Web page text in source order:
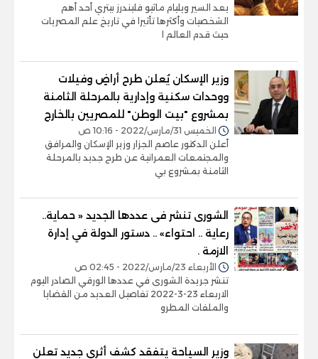
يعد السير ويليام ماثيو فليندرز بيتري أحد أهم
الشخصيات وأكثرها تأثيرا في تاريخ علم المصريات
حيث قدم العالم ا
وزير الإسكان يُعلن طرح أراضٍ وفيلات
ووحدات سكنية وإدارية بالمرحلة الثامنة
بمشروع "بيت الوطن" للمصريين بالخارج
الخميس 31/مارس/2022 - 10:16 ص
أعلن الدكتور عاصم الجزار وزير الإسكان والمرافق
والمجتمعات العمرانية عن طرح جديد بالمرحلة
الثامنة بمشروع بي
الشورى تنشر فى عددها الجديد « حماية..
رعاية .. احتواء» .. دستور الدولة في إدارة
الازمة .
الأربعاء 23/مارس/2022 - 02:45 ص
تنشر جريدة الشورى في عددها الورقي الصادر اليوم
الاربعاء 23-3-2022 تفاصيل العديد من القضايا
والملفات المطرو
وزير السياحة يتفقد كشف أثري جديد تعلن